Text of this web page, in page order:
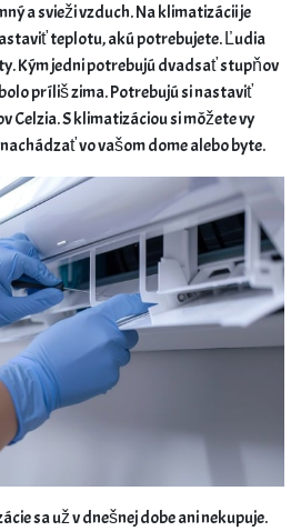
a svieži vzduch. Na klimatizácii je
teplotu, akú potrebujete.Ľudia
Kým jedni potrebujú dvadsať stupňov
príliš zima. Potrebujú si nastaviť
S klimatizáciou si môžete vy
vo vašom dome alebo byte.
sa už v dnešnej dobe ani nekupuje.